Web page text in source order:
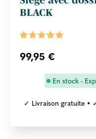
BLACK
99,95 €
En stock -
✓ Livraison gratuite •